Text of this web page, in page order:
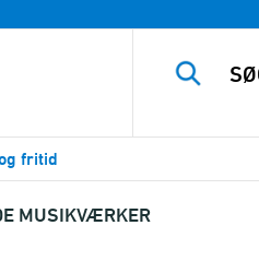
fritid
MUSIKVÆRKER